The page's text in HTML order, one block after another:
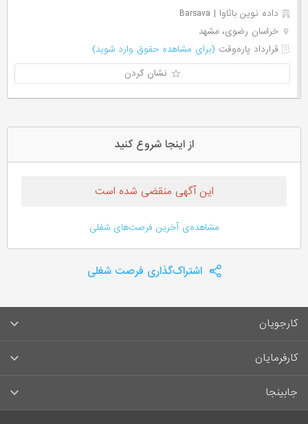
داده نوین باثاوا | Barsava
خراسان رضوی، مشهد
قرارداد پاره‌وقت (برای مشاهده حقوق وارد شوید)
نشان کردن
از اینجا شروع کنید
این آگهی منقضی شده است
مشاهده‌ی آخرین فرصت‌های شغلی
اشتراک‌گذاری فرصت شغلی
کارجویان
سوالات متداول کارجویان
لیست مشاغل
کارفرمایان
راهنمای ثبت آگهی استخدام
جابینجا